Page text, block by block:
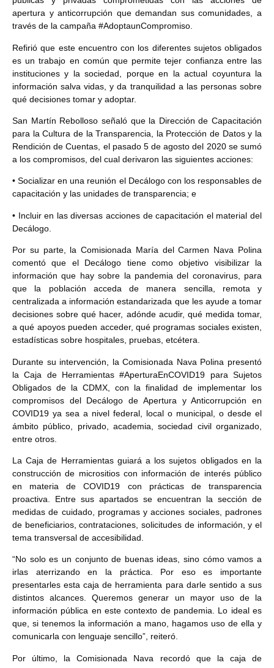
apertura y anticorrupción que demandan sus comunidades, a
través de la campaña #AdoptaunCompromiso.
Refirió que este encuentro con los diferentes sujetos obligados
es un trabajo en común que permite tejer confianza entre las
instituciones y la sociedad, porque en la actual coyuntura la
información salva vidas, y da tranquilidad a las personas sobre
qué decisiones tomar y adoptar.
San Martín Rebolloso señaló que la Dirección de Capacitación
para la Cultura de la Transparencia, la Protección de Datos y la
Rendición de Cuentas, el pasado 5 de agosto del 2020 se sumó
a los compromisos, del cual derivaron las siguientes acciones:
• Socializar en una reunión el Decálogo con los responsables de
capacitación y las unidades de transparencia; e
• Incluir en las diversas acciones de capacitación el material del
Decálogo.
Por su parte, la Comisionada María del Carmen Nava Polina
comentó que el Decálogo tiene como objetivo visibilizar la
información que hay sobre la pandemia del coronavirus, para
que la población acceda de manera sencilla, remota y
centralizada a información estandarizada que les ayude a tomar
decisiones sobre qué hacer, adónde acudir, qué medida tomar,
a qué apoyos pueden acceder, qué programas sociales existen,
estadísticas sobre hospitales, pruebas, etcétera.
Durante su intervención, la Comisionada Nava Polina presentó
la Caja de Herramientas #AperturaEnCOVID19 para Sujetos
Obligados de la CDMX, con la finalidad de implementar los
compromisos del Decálogo de Apertura y Anticorrupción en
COVID19 ya sea a nivel federal, local o municipal, o desde el
ámbito público, privado, academia, sociedad civil organizado,
entre otros.
La Caja de Herramientas guiará a los sujetos obligados en la
construcción de micrositios con información de interés público
en materia de COVID19 con prácticas de transparencia
proactiva. Entre sus apartados se encuentran la sección de
medidas de cuidado, programas y acciones sociales, padrones
de beneficiarios, contrataciones, solicitudes de información, y el
tema transversal de accesibilidad.
“No solo es un conjunto de buenas ideas, sino cómo vamos a
irlas aterrizando en la práctica. Por eso es importante
presentarles esta caja de herramienta para darle sentido a sus
distintos alcances. Queremos generar un mayor uso de la
información pública en este contexto de pandemia. Lo ideal es
que, si tenemos la información a mano, hagamos uso de ella y
comunicarla con lenguaje sencillo”, reiteró.
Por último, la Comisionada Nava recordó que la caja de